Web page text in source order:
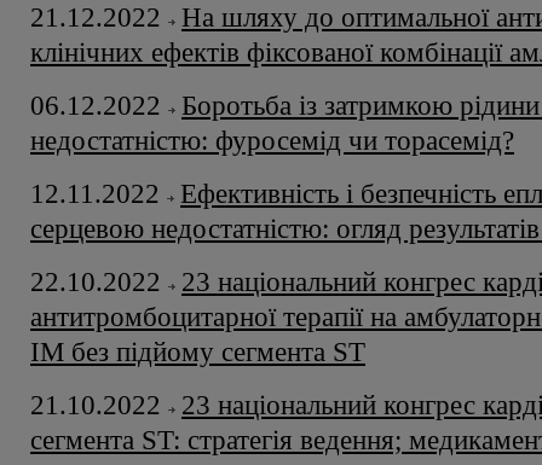
21.12.2022
На шляху до оптимальної
клінічних ефектів фіксованої комбінації
06.12.2022
Боротьба із затримкою
недостатністю: фуросемід чи торасемід?
12.11.2022
Ефективність і безпечність
серцевою недостатністю: огляд
22.10.2022
23 національний конгрес
антитромбоцитарної терапії на
ІМ без підйому сегмента ST
21.10.2022
23 національний конгрес
сегмента ST: стратегія ведення;